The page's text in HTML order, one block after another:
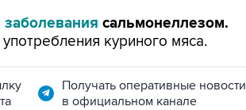
заболевания сальмонеллезом.
куриного мяса.
Получать оперативные новости
в официальном канале